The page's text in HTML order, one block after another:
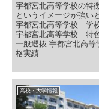
宇都宮北高等学校の特
というイメージが強い
宇都宮北高等学校 学
宇都宮北高等学校 特
一般選抜 宇都宮北高等
格実績
高校・大学情報